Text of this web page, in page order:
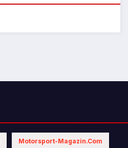
Motorsport-Magazin.com